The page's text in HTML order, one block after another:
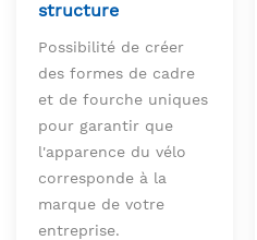
structure
Possibilité de créer
des formes de cadre
et de fourche uniques
pour garantir que
l'apparence du vélo
corresponde à la
marque de votre
entreprise.